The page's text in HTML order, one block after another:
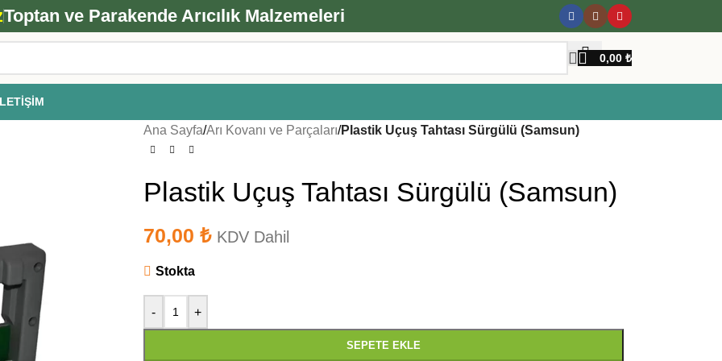
ANA ARI SİPARİŞİ İÇİN TIKLAYIN
Toptan ve Parakende Arıcılık Malzemeleri
0,00 ₺
Ana Sayfa/Arı Kovanı ve Parçaları/Plastik Uçuş Tahtası Sürgülü (Samsun)
Plastik Uçuş Tahtası Sürgülü (Samsun)
70,00 ₺ KDV Dahil
Stokta
- +
SEPETE EKLE